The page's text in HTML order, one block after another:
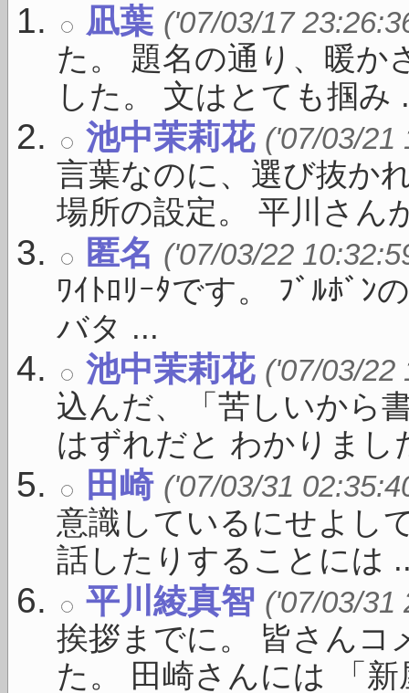
凪葉 ('07/03/17
た。 題名の通り、暖か
した。 文はとても掴み
池中茉莉花 ('07/03/21
言葉なのに、選び抜か
場所の設定。 平川さん
匿名 ('07/03/22
ﾜｲﾄﾛﾘｰﾀです。 ﾌﾞﾙﾎﾞﾝ
バタ ...
池中茉莉花 ('07/03/22
込んだ、「苦しいから
はずれだと わかりまし
田崎 ('07/03/31
意識しているにせよし
話したりすることには
平川綾真智 ('07/03/31
挨拶までに。 皆さんコ
た。 田崎さんには 「新